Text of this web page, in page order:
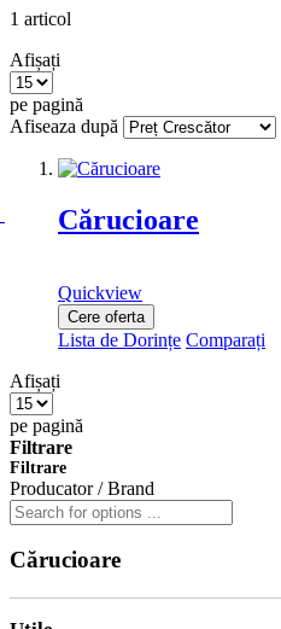
1 articol
Afișați
pe pagină
Afiseaza după
Cărucioare
Quickview
Cere oferta
Lista de Dorințe Comparați
Afișați
pe pagină
Filtrare
Filtrare
Producator / Brand
Cărucioare